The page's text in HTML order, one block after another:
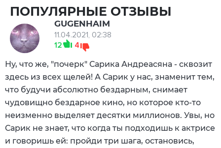
ПОПУЛЯРНЫЕ ОТЗЫВЫ
GUGENHAIM
11.04.2021, 02:38
12
4
Ну, что же, "почерк" Сарика Андреасяна - сквозит
здесь из всех щелей! А Сарик у нас, знаменит тем,
что будучи абсолютно бездарным, снимает
чудовищно бездарное кино, но которое кто-то
неизменно выделяет десятки миллионов. Увы, но
Сарик не знает, что когда ты подходишь к актрисе
и говоришь ей: пройди три шага, остановись,